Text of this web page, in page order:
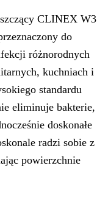
CLINEX W3
do
różnorodnych
kuchniach i
standardu
eliminuje bakterie,
doskonałe
radzi sobie z
powierzchnie